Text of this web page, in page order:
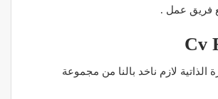
فريق عمل .
الذاتية لازم ناخد بالنا من مجموعة